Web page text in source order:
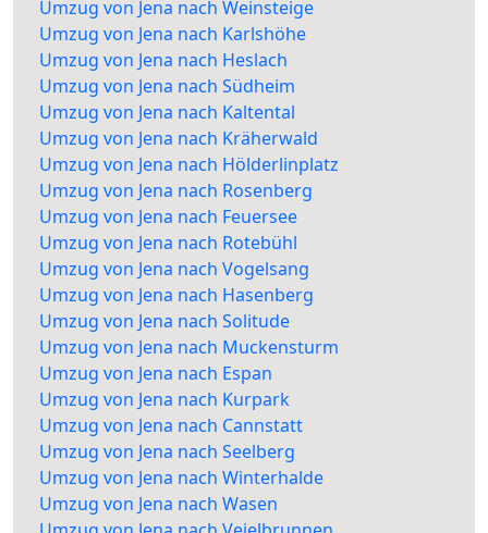
Umzug von Jena nach Weinsteige
Umzug von Jena nach Karlshöhe
Umzug von Jena nach Heslach
Umzug von Jena nach Südheim
Umzug von Jena nach Kaltental
Umzug von Jena nach Kräherwald
Umzug von Jena nach Hölderlinplatz
Umzug von Jena nach Rosenberg
Umzug von Jena nach Feuersee
Umzug von Jena nach Rotebühl
Umzug von Jena nach Vogelsang
Umzug von Jena nach Hasenberg
Umzug von Jena nach Solitude
Umzug von Jena nach Muckensturm
Umzug von Jena nach Espan
Umzug von Jena nach Kurpark
Umzug von Jena nach Cannstatt
Umzug von Jena nach Seelberg
Umzug von Jena nach Winterhalde
Umzug von Jena nach Wasen